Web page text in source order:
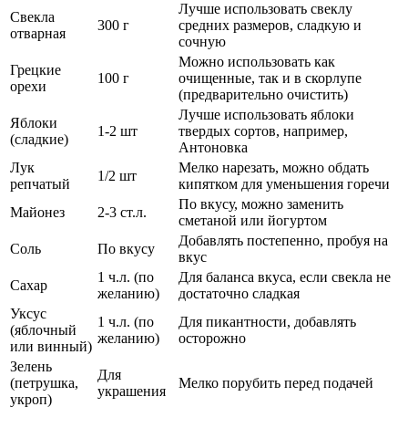
Свекла
отварная
300 г
Лучше использовать свеклу
средних размеров, сладкую и
сочную
Грецкие
орехи
100 г
Можно использовать как
очищенные, так и в скорлупе
(предварительно очистить)
Яблоки
(сладкие)
1-2 шт
Лучше использовать яблоки
твердых сортов, например,
Антоновка
Лук
репчатый
1/2 шт
Мелко нарезать, можно обдать
кипятком для уменьшения горечи
Майонез
2-3 ст.л.
По вкусу, можно заменить
сметаной или йогуртом
Соль
По вкусу
Добавлять постепенно, пробуя на
вкус
Сахар
1 ч.л. (по
желанию)
Для баланса вкуса, если свекла не
достаточно сладкая
Уксус
(яблочный
или винный)
1 ч.л. (по
желанию)
Для пикантности, добавлять
осторожно
Зелень
(петрушка,
укроп)
Для
украшения
Мелко порубить перед подачей